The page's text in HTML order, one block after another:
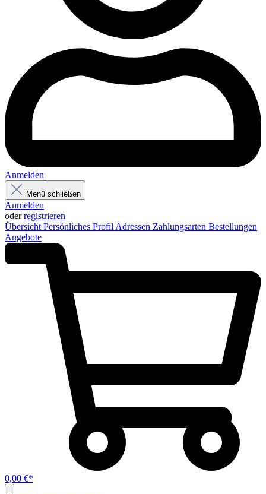
Anmelden
Menü schließen
Anmelden
oderregistrieren
Übersicht Persönliches Profil Adressen Zahlungsarten Bestellungen
Angebote
0,00 €*